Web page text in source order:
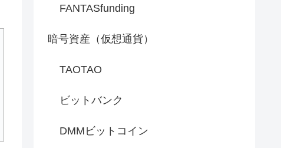
FANTASfunding
暗号資産（仮想通貨）
TAOTAO
ビットバンク
DMMビットコイン